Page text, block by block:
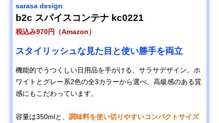
sarasa design
b2c スパイスコンテナ kc0221
税込み970円（Amazon）
スタイリッシュな見た目と使い勝手を両立
機能的でうつくしい日用品を手がける、サラサデザイン。ホ
ワイトとグレー系2色の全3カラーから選べ、高級感のある質
感にもこだわっています。
容量は350mlと、 調味料を使い切りやすいコンパクトサイズ